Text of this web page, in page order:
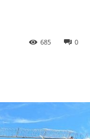
0
685